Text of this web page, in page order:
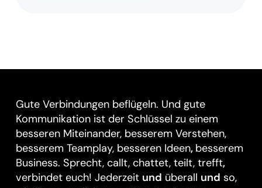
Gute Verbindungen beflügeln. Und gute
Kommunikation ist der Schlüssel zu einem
besseren Miteinander, besserem Verstehen,
besserem Teamplay, besseren Ideen, besserem
Business. Sprecht, callt, chattet, teilt, trefft,
verbindet euch! Jederzeit und überall und so,